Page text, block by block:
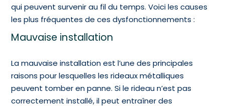
qui peuvent survenir au fil du temps. Voici les causes
les plus fréquentes de ces dysfonctionnements :
Mauvaise installation
La mauvaise installation est l’une des principales
raisons pour lesquelles les rideaux métalliques
peuvent tomber en panne. Si le rideau n’est pas
correctement installé, il peut entraîner des